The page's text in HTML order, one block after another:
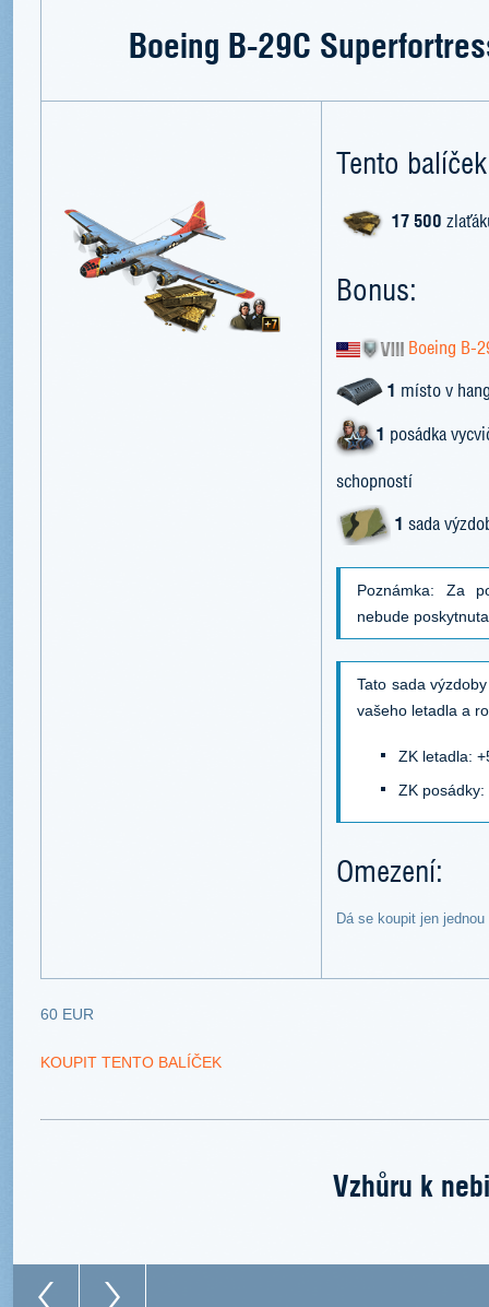
Boeing B-29C
Tento
17 500
Bonus:
Boeing B-
1 místo v
1 posádka
schopností
1 sada
Poznámka: Za
nebude
Tato sada
vašeho letadla a
ZK letadla:
ZK posádky:
Omezení:
Dá se koupit jen
60 EUR
KOUPIT TENTO BALÍČEK
Vzhůru k